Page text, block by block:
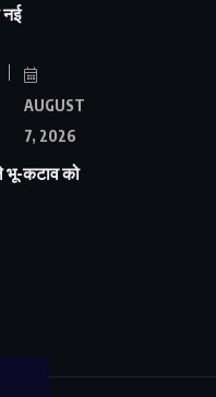
नई
AUGUST
7, 2026
भू-कटाव को